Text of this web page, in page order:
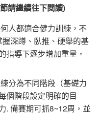
請繼續往下閱讀)
人都適合健力訓練，不
深蹲、臥推、硬舉的基
指導下逐步增加重量，
分為不同階段（基礎力
個階段設定明確的目
. 備賽期可抓8~12周，並